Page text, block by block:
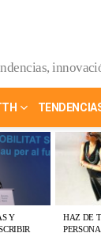
Y
HAZ DE